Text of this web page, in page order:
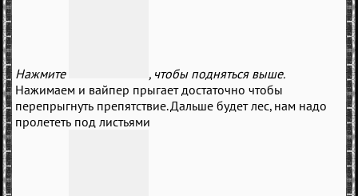
Нажмите
, чтобы подняться выше.
Нажимаем и вайпер прыгает достаточно чтобы
перепрыгнуть препятствие. Дальше будет лес, нам надо
пролететь под листьями